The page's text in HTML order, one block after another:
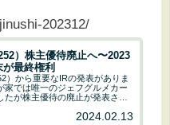
202312/
）株主優待廃止へ〜2023
最終権利
）から重要なIRの発表がありま
家では唯一のジェフグルメカー
たが株主優待の廃止が発表され
（3252）株主優待廃止へヤフー
2024.02.13